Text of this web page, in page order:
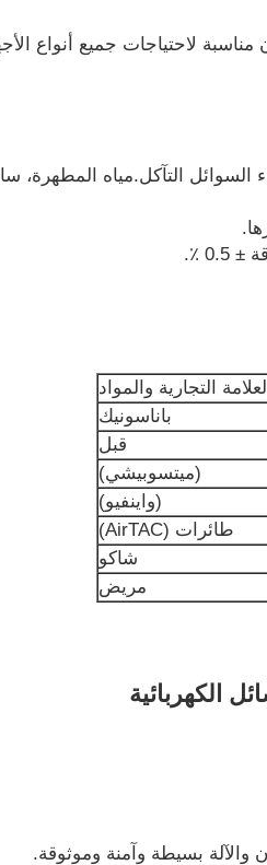
مياه المطهرة،
العلامة التجارية والمواد
باناسونيك
قبل
(ميتسوبيشي)
(واينفيو)
طائرات (AirTAC)
شاكو
مريض